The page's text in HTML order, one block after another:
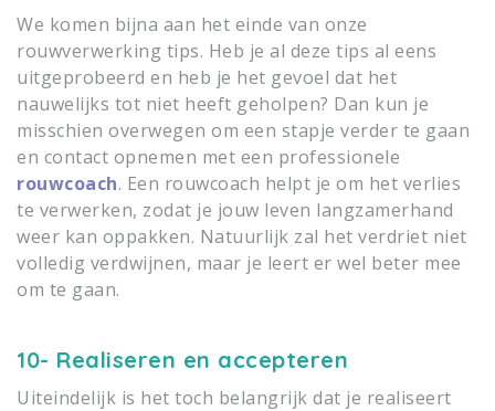
We komen bijna aan het einde van onze
rouwverwerking tips. Heb je al deze tips al eens
uitgeprobeerd en heb je het gevoel dat het
nauwelijks tot niet heeft geholpen? Dan kun je
misschien overwegen om een stapje verder te gaan
en contact opnemen met een professionele
rouwcoach. Een rouwcoach helpt je om het verlies
te verwerken, zodat je jouw leven langzamerhand
weer kan oppakken. Natuurlijk zal het verdriet niet
volledig verdwijnen, maar je leert er wel beter mee
om te gaan.
10- Realiseren en accepteren
Uiteindelijk is het toch belangrijk dat je realiseert